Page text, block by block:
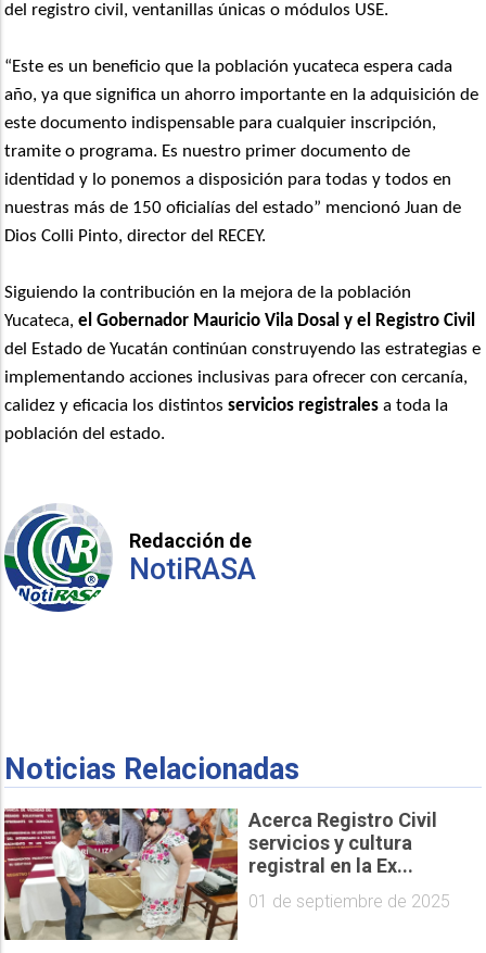
del registro civil, ventanillas únicas o módulos USE.
“Este es un beneficio que la población yucateca espera cada
año, ya que significa un ahorro importante en la adquisición de
este documento indispensable para cualquier inscripción,
tramite o programa. Es nuestro primer documento de
identidad y lo ponemos a disposición para todas y todos en
nuestras más de 150 oficialías del estado” mencionó Juan de
Dios Colli Pinto, director del RECEY.
Siguiendo la contribución en la mejora de la población
Yucateca,el Gobernador Mauricio Vila Dosal y el Registro Civil
del Estado de Yucatán continúan construyendo las estrategias e
implementando acciones inclusivas para ofrecer con cercanía,
calidez y eficacia los distintosservicios registrales a toda la
población del estado.
Redacción de
NotiRASA
Noticias Relacionadas
Acerca Registro Civil
servicios y cultura
registral en la Ex...
01 de septiembre de 2025